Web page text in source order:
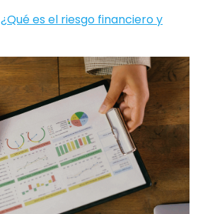
¿Qué es el riesgo financiero y